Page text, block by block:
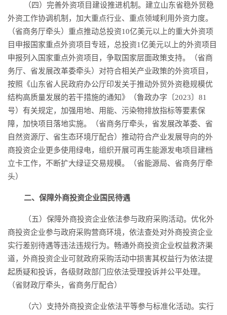
（四）完善外资项目建设推进机制。建立山东省稳外贸稳
外资工作协调机制，加大重点行业、重点领域利用外资力度。
（省商务厅牵头）重点推动总投资10亿美元以上的重大外资项
目申报国家重点外资项目专班，总投资1亿美元以上的外资项目
申报列入国家重点外资项目，争取国家层面政策支持。（省商
务厅、省发展改革委牵头）对符合相关产业政策的外资项目，
按照《山东省人民政府办公厅印发关于推动外贸外资稳规模优
结构高质量发展的若干措施的通知》（鲁政办字〔2023〕81
号）有关规定，加强用地、用能、污染物排放指标等要素保
障，加快项目落地实施。（省商务厅牵头，省发展改革委、省
自然资源厅、省生态环境厅配合）推动符合产业发展导向的外
商投资企业更多使用绿电，组织开展可再生能源发电项目建档
立卡工作，不断扩大绿证交易规模。（省能源局、省商务厅牵
头）
二、保障外商投资企业国民待遇
（五）保障外商投资企业依法参与政府采购活动。优化外
商投资企业参与政府采购营商环境，依法查处对外商投资企业
实行差别待遇等违法违规行为。畅通外商投资企业权益救济渠
道，外商投资企业可就政府采购活动中损害其权益行为依法提
起质疑和投诉，各级财政部门应依法受理投诉并公平处理。
（省财政厅牵头，省商务厅配合）
（六）支持外商投资企业依法平等参与标准化活动。实行